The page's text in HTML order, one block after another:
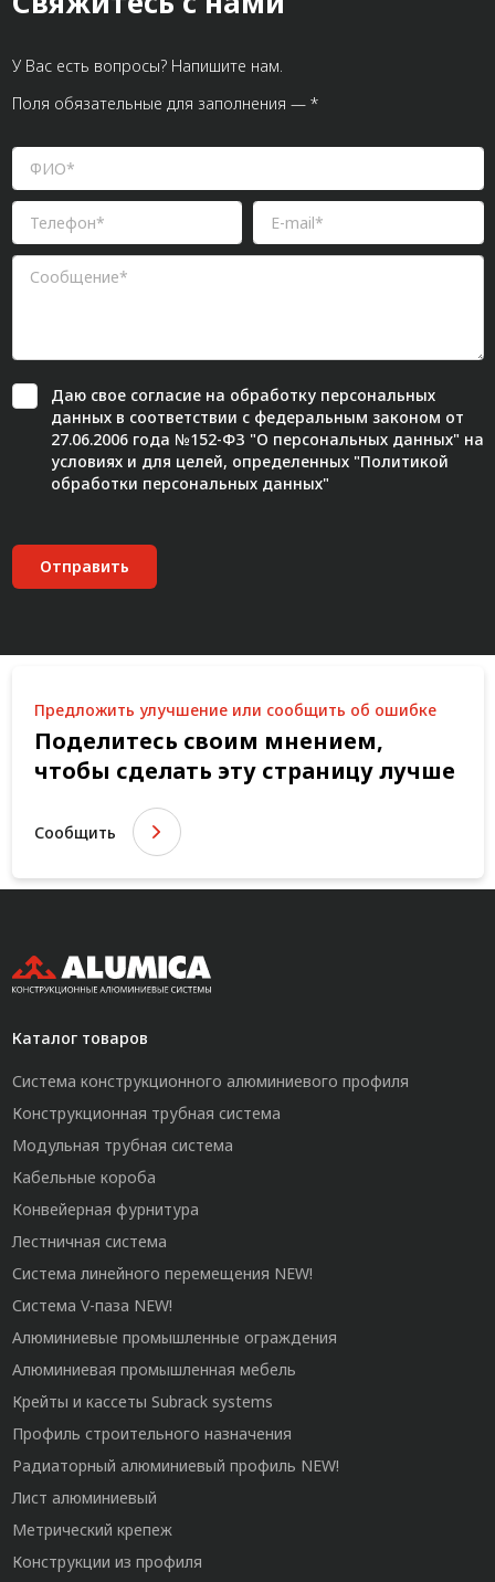
У Вас есть вопросы? Напишите нам.
Поля обязательные для заполнения — *
Даю свое согласиена обработку персональных
данных в соответствии с федеральным законом от
27.06.2006 года №152-ФЗ "О персональных данных" на
условиях и для целей, определенных "Политикой
обработки персональных данных"
Отправить
Предложить улучшение или сообщить об ошибке
Поделитесь своим мнением,
чтобы сделать эту страницу лучше
Сообщить
Каталог товаров
Система конструкционного алюминиевого профиля
Конструкционная трубная система
Модульная трубная система
Кабельные короба
Конвейерная фурнитура
Лестничная система
Система линейного перемещения NEW!
Система V-паза NEW!
Алюминиевые промышленные ограждения
Алюминиевая промышленная мебель
Крейты и кассеты Subrack systems
Профиль строительного назначения
Радиаторный алюминиевый профиль NEW!
Лист алюминиевый
Метрический крепеж
Конструкции из профиля